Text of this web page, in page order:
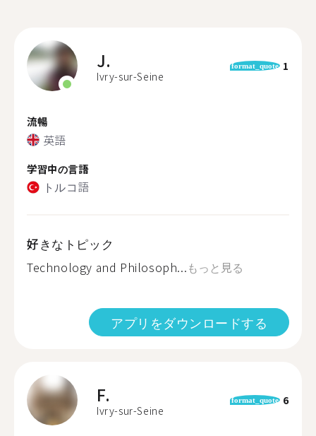
J.
Ivry-sur-Seine
format_quote 1
流暢
英語
学習中の言語
トルコ語
好きなトピック
Technology and Philosoph...もっと見る
アプリをダウンロードする
F.
Ivry-sur-Seine
format_quote 6